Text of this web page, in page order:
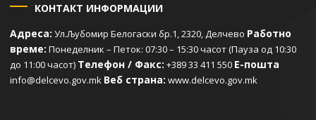
КОНТАКТ ИНФОРМАЦИИ
Адреса: Ул.Љубомир Белогаски бр.1, 2320, Делчево Работно
време: Понеделник – Петок: 07:30 – 15:30 часот (Пауза од 10:30
до 11:00 часот) Телефон / Факс: +389 33 411 550 Е-пошта
info@delcevo.gov.mk Веб страна: www.delcevo.gov.mk